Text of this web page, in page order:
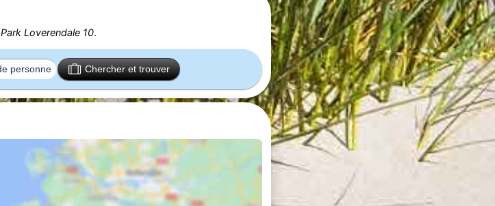
Park Loverendale 10.
Chercher et trouver